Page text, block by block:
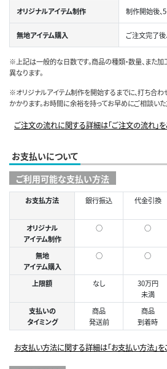
オリジナルアイテム制作 制作開始後、
無地アイテム購入 ご注文完了後
※上記は一般的な日数です。商品の種類・数量、また
異なります。
※オリジナルアイテム制作を開始するまでに、打ち合
かかります。お時間に余裕を持ってお早めにご相談いた
ご注文の流れに関する詳細は「ご注文の流れ」を
お支払いについて
ご利用可能な支払い方法
お支払方法 銀行振込 代金引換
オリジナル
アイテム制作
○ ○
無地
アイテム購入
○ ○
上限額 なし
30万円
未満
支払いの
タイミング
商品
発送前
商品
到着時
お支払い方法に関する詳細は「お支払い方法」を